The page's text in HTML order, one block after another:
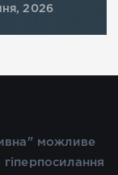
2026
можливе